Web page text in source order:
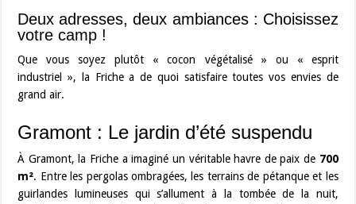
Deux adresses, deux ambiances : Choisissez
votre camp !
Que vous soyez plutôt « cocon végétalisé » ou « esprit
industriel », la Friche a de quoi satisfaire toutes vos envies de
grand air.
Gramont : Le jardin d’été suspendu
À Gramont, la Friche a imaginé un véritable havre de paix de 700
m². Entre les pergolas ombragées, les terrains de pétanque et les
guirlandes lumineuses qui s’allument à la tombée de la nuit,